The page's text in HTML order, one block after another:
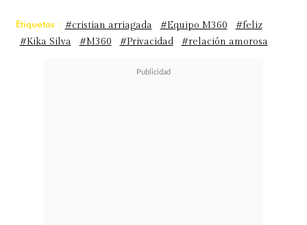
Etiquetas : #cristian arriagada #Equipo M360
#feliz
#Kika Silva
#M360 #Privacidad #relación amorosa